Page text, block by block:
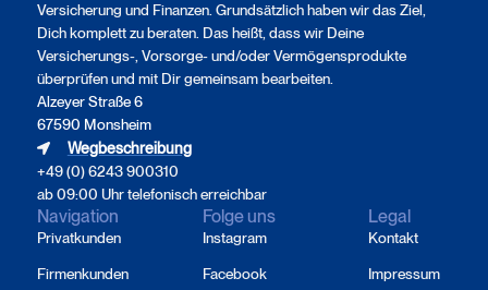
Versicherung und Finanzen. Grundsätzlich haben wir das Ziel,
Dich komplett zu beraten. Das heißt, dass wir Deine
Versicherungs-, Vorsorge- und/oder Vermögensprodukte
überprüfen und mit Dir gemeinsam bearbeiten.
Alzeyer Straße 6
67590 Monsheim
Wegbeschreibung
+49 (0) 6243 900310
ab 09:00 Uhr telefonisch erreichbar
Navigation
Privatkunden
Firmenkunden
Folge uns
Instagram
Facebook
Legal
Kontakt
Impressum